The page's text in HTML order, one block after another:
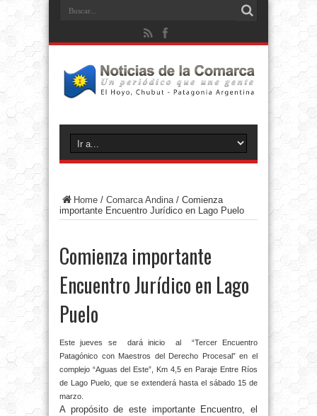
Home / Comarca Andina/ Comienza
importante Encuentro Jurídico en Lago Puelo
Comienza importante
Encuentro Jurídico en Lago
Puelo
Este jueves se dará inicio al “Tercer Encuentro
Patagónico con Maestros del Derecho Procesal” en el
complejo “Aguas del Este”, Km 4,5 en Paraje Entre Ríos
de Lago Puelo, que se extenderá hasta el sábado 15 de
marzo.
A propósito de este importante Encuentro, el